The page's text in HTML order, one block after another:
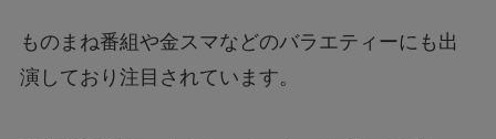
ものまね番組や金スマなどのバラエティーにも出
演しており注目されています。